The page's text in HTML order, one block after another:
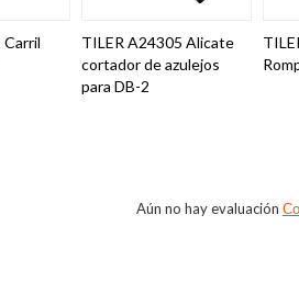
Carril
TILER A24305 Alicate
cortador de azulejos
para DB-2
Aún no hay evaluación